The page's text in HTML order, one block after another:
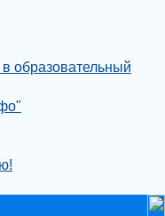
образовательный